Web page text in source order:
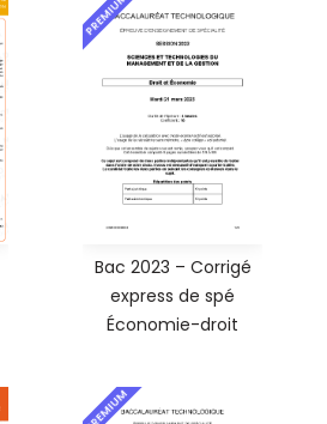
PREMIUM
Bac 2023 – Corrigé
express de spé
Économie-droit
PREMIUM